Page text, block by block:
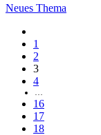
Neues Thema
1
2
3
4
…
16
17
18